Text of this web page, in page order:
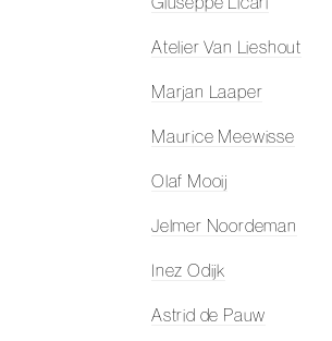
Atelier Van Lieshout
Marjan Laaper
Maurice Meewisse
Olaf Mooij
Jelmer Noordeman
Inez Odijk
Astrid de Pauw